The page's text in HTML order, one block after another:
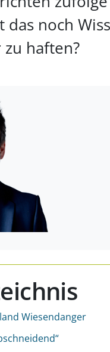
das noch
haften?
Wiesendanger